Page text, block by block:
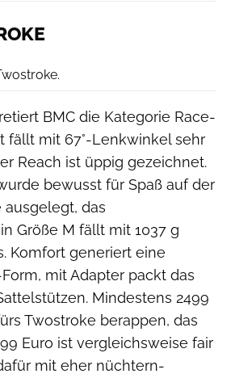
BMC die Kategorie Race-
fällt mit 67°-Lenkwinkel sehr
Reach ist üppig gezeichnet.
bewusst für Spaß auf der
ausgelegt, das
Größe M fällt mit 1037 g
Komfort generiert eine
mit Adapter packt das
Mindestens 2499
Twostroke berappen, das
Euro ist vergleichsweise fair
mit eher nüchtern-